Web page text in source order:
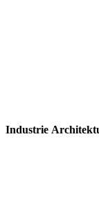
Industrie